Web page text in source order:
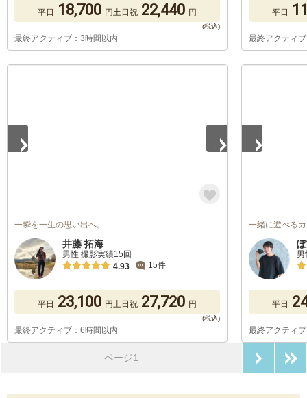
平日 18,700 円土日祝 22,440 円
最終アクティブ：3時間以内
平日
最終アクティ
一瞬を一生の思い出へ。
井藤 拓海
男性 撮影実績15回
4.93
15件
平日 23,100 円土日祝 27,720 円
最終アクティブ：6時間以内
一緒に遊べる
平日
最終アクティ
ページ1